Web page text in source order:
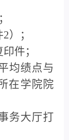
）；
件；
均绩点与
在学院院
务大厅打